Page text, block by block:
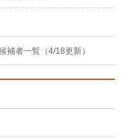
補者一覧（4/18更新）